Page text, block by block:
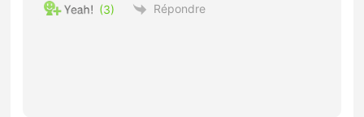
3 Répondre